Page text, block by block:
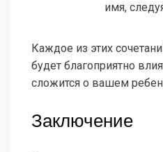
имя,
Каждое из этих
будет благоприятно
сложится о вашем
Заключение